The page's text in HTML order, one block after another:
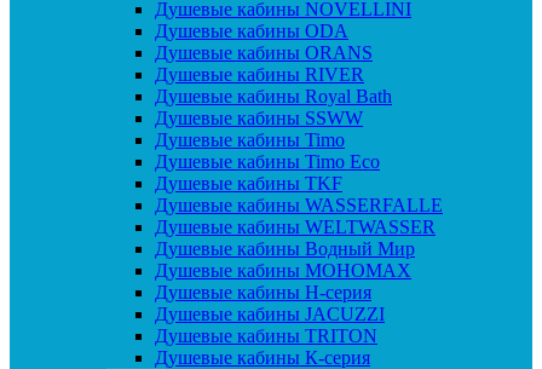
Душевые кабины NOVELLINI
Душевые кабины ODA
Душевые кабины ORANS
Душевые кабины RIVER
Душевые кабины Royal Bath
Душевые кабины SSWW
Душевые кабины Timo
Душевые кабины Timo Eco
Душевые кабины TKF
Душевые кабины WASSERFALLE
Душевые кабины WELTWASSER
Душевые кабины Водный Мир
Душевые кабины МОНОМАХ
Душевые кабины H-серия
Душевые кабины JACUZZI
Душевые кабины TRITON
Душевые кабины К-серия